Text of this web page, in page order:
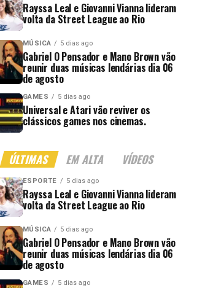
Rayssa Leal e Giovanni Vianna lideram
volta da Street League ao Rio
MÚSICA 5 dias ago
Gabriel O Pensador e Mano Brown vão
reunir duas músicas lendárias dia 06
de agosto
GAMES 5 dias ago
Universal e Atari vão reviver os
clássicos games nos cinemas.
ÚLTIMAS EM ALTA VÍDEOS
ESPORTE 5 dias ago
Rayssa Leal e Giovanni Vianna lideram
volta da Street League ao Rio
MÚSICA 5 dias ago
Gabriel O Pensador e Mano Brown vão
reunir duas músicas lendárias dia 06
de agosto
GAMES 5 dias ago